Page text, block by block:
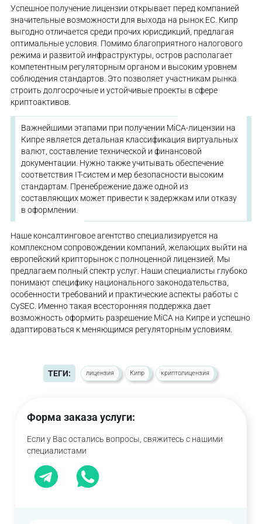
Успешное получение лицензии открывает перед компанией
значительные возможности для выхода на рынок ЕС. Кипр
выгодно отличается среди прочих юрисдикций, предлагая
оптимальные условия. Помимо благоприятного налогового
режима и развитой инфраструктуры, остров располагает
компетентным регуляторным органом и высоким уровнем
соблюдения стандартов. Это позволяет участникам рынка
строить долгосрочные и устойчивые проекты в сфере
криптоактивов.
Важнейшими этапами при получении MiCA-лицензии на
Кипре является детальная классификация виртуальных
валют, составление технической и финансовой
документации. Нужно также учитывать обеспечение
соответствия IT-систем и мер безопасности высоким
стандартам. Пренебрежение даже одной из
составляющих может привести к задержкам или отказу
в оформлении.
Наше консалтинговое агентство специализируется на
комплексном сопровождении компаний, желающих выйти на
европейский крипторынок с полноценной лицензией. Мы
предлагаем полный спектр услуг. Наши специалисты глубоко
понимают специфику национального законодательства,
особенности требований и практические аспекты работы с
CySEC. Именно такая всесторонняя поддержка дает
возможность оформить разрешение MiCA на Кипре и успешно
адаптироваться к меняющимся регуляторным условиям.
ТЕГИ: лицензия Кипр криптолицензия
Форма заказа услуги:
Если у Вас остались вопросы, свяжитесь с нашими
специалистами